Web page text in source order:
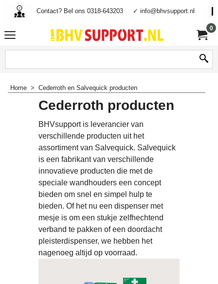
Contact? Bel ons 0318-643203 ✓ info@bhvsupport.nl
0
Home > Cederroth en Salvequick producten
Cederroth producten
BHVsupport is leverancier van
verschillende producten uit het
assortiment van Salvequick. Salvequick
is een fabrikant van verschillende
innovatieve producten die met de
speciale wandhouders een concept
bieden om snel en simpel hulp te
bieden. Of het nu een dispenser met
mesje is om een stukje zelfhechtend
verband te pakken of een doordacht
pleisterdispenser, we hebben het
nagenoeg altijd op voorraad.